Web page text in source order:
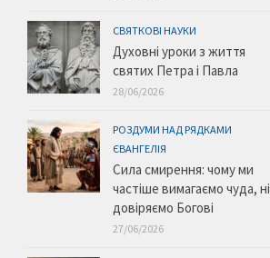
СВЯТКОВІ НАУКИ
Духовні уроки з життя
святих Петра і Павла
28/06/2026
РОЗДУМИ НАД РЯДКАМИ
ЄВАНГЕЛІЯ
Сила смирення: чому ми
частіше вимагаємо чуда,
довіряємо Богові
27/06/2026